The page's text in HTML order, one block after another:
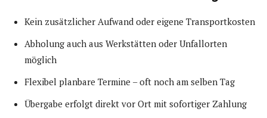
Kein zusätzlicher Aufwand oder eigene Transportkosten
Abholung auch aus Werkstätten oder Unfallorten
möglich
Flexibel planbare Termine – oft noch am selben Tag
Übergabe erfolgt direkt vor Ort mit sofortiger Zahlung